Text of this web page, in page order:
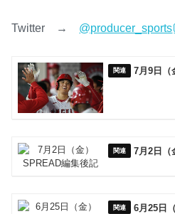
Twitter → @producer_sports
7月9日（
7月2日（
6月25日